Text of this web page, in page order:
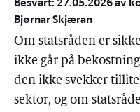
Bjørnar Skjæran
Om statsråden er
ikke går på
den ikke svekker
sektor, og om